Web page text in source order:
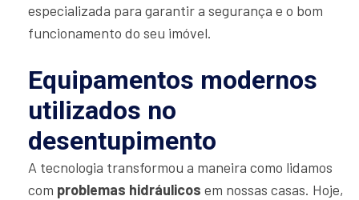
especializada para garantir a segurança e o bom
funcionamento do seu imóvel.
Equipamentos modernos
utilizados no
desentupimento
A tecnologia transformou a maneira como lidamos
com problemas hidráulicos em nossas casas. Hoje,